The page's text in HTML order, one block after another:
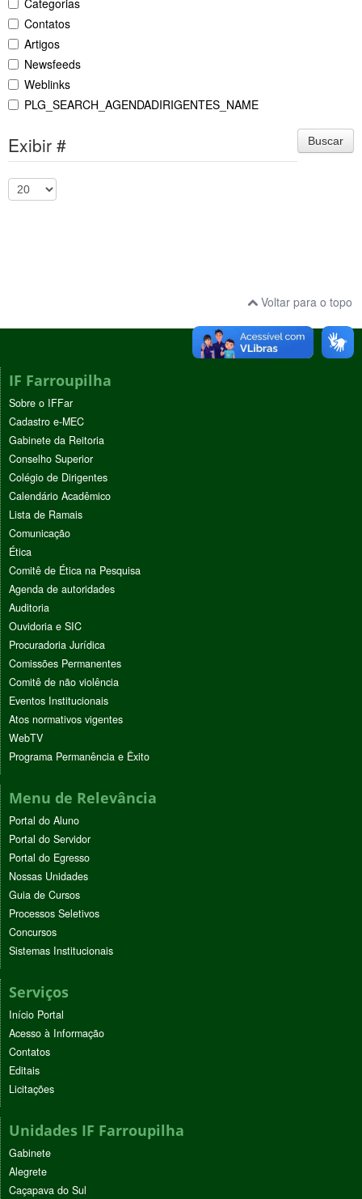
Categorias
Contatos
Artigos
Newsfeeds
Weblinks
PLG_SEARCH_AGENDADIRIGENTES_NAME
Buscar
Exibir #
Voltar para o topo
IF Farroupilha
Sobre o IFFar
Cadastro e-MEC
Gabinete da Reitoria
Conselho Superior
Colégio de Dirigentes
Calendário Acadêmico
Lista de Ramais
Comunicação
Ética
Comitê de Ética na Pesquisa
Agenda de autoridades
Auditoria
Ouvidoria e SIC
Procuradoria Jurídica
Comissões Permanentes
Comitê de não violência
Eventos Institucionais
Atos normativos vigentes
WebTV
Programa Permanência e Êxito
Menu de Relevância
Portal do Aluno
Portal do Servidor
Portal do Egresso
Nossas Unidades
Guia de Cursos
Processos Seletivos
Concursos
Sistemas Institucionais
Serviços
Início Portal
Acesso à Informação
Contatos
Editais
Licitações
Unidades IF Farroupilha
Gabinete
Alegrete
Caçapava do Sul